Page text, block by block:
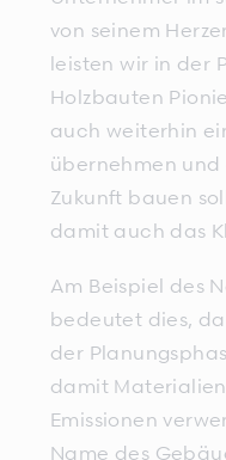
von seinem
leisten wir in der
Holzbauten
auch weiterhin
übernehmen und
Zukunft bauen
damit auch das
Am Beispiel des
bedeutet dies,
der
damit
Emissionen
Name des